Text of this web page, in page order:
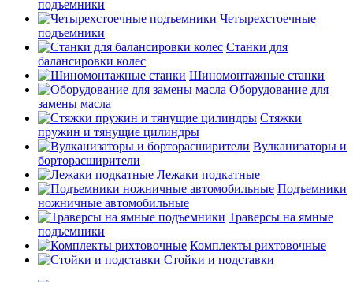
подъемники
Четырехстоечные
подъемники
Станки для
балансировки колес
Шиномонтажные станки
Оборудование для
замены масла
Стяжки
пружин и тянущие цилиндры
Вулканизаторы и
борторасширители
Лежаки подкатные
Подъемники
ножничные автомобильные
Траверсы на ямные
подъемники
Комплекты рихтовочные
Стойки и подставки